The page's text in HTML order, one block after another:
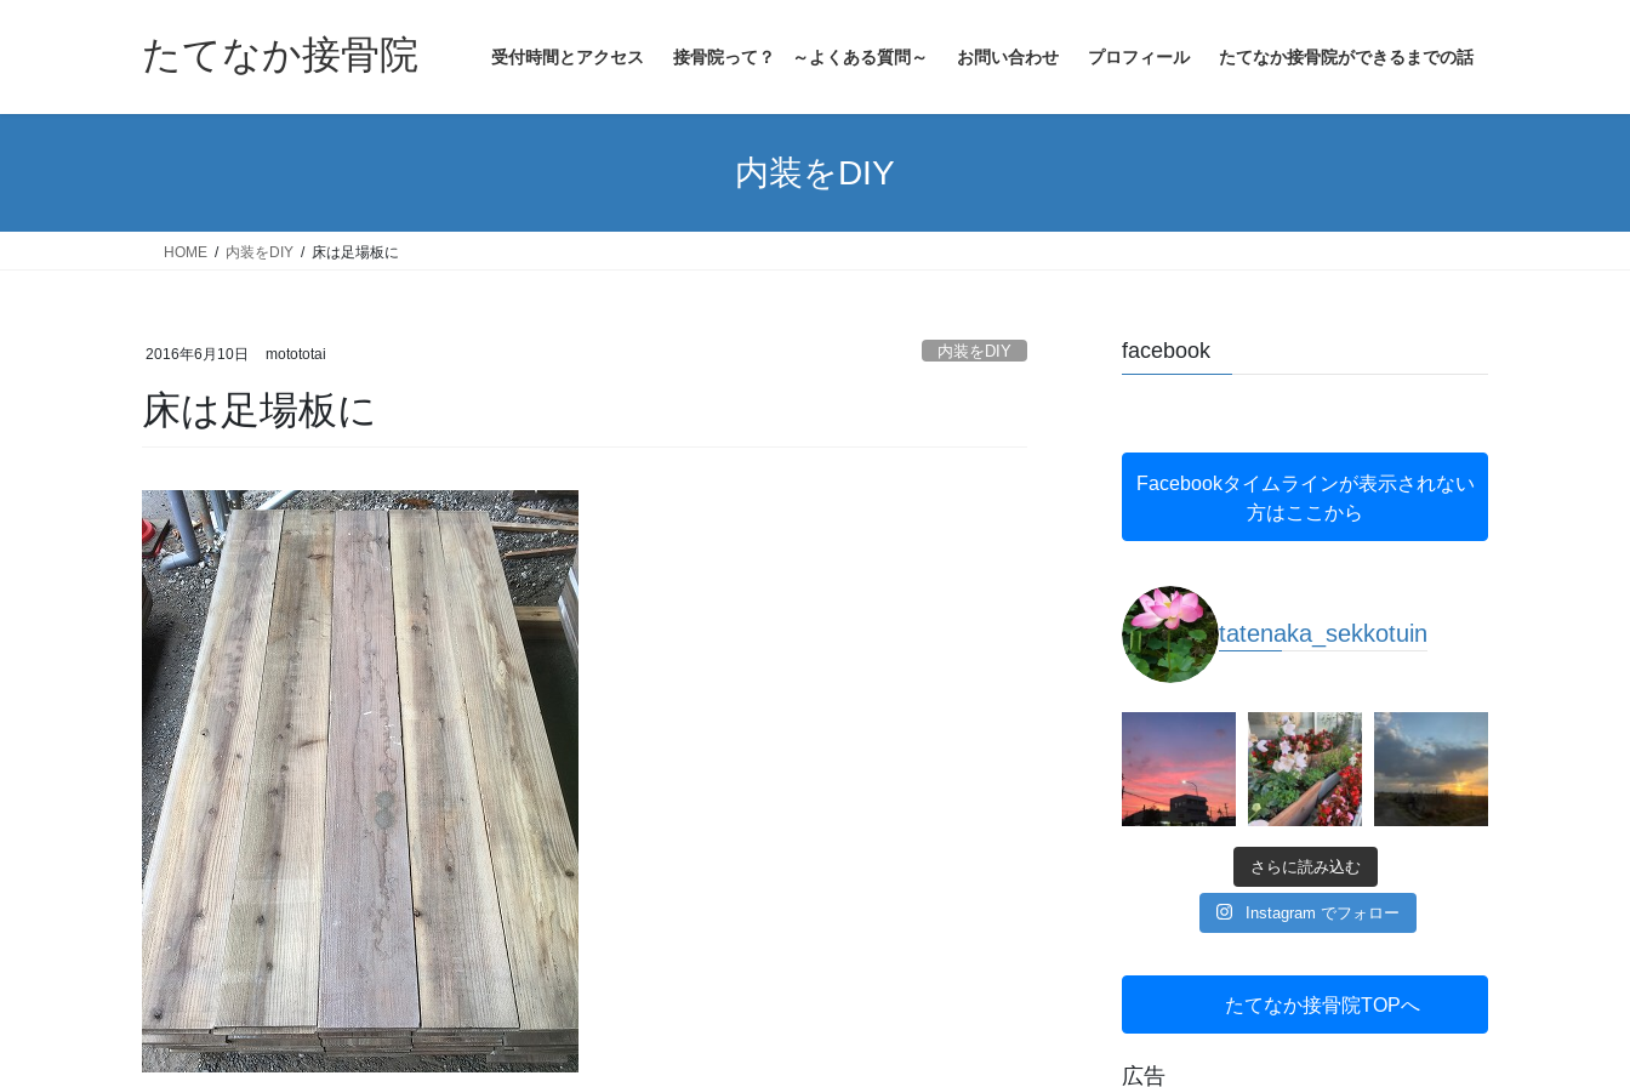
たてなか接骨院 受付時間とアクセス 接骨院って？ ～よくある質問～ お問い合わせ プロフィール たてなか接骨院ができるまでの話
内装をDIY
HOME 内装をDIY 床は足場板に
2016年6月10日 motototai 内装をDIY
床は足場板に
facebook
Facebookタイムラインが表示されない
方はここから
tatenaka_sekkotuin
さらに読み込む
Instagram でフォロー
たてなか接骨院TOPへ
広告